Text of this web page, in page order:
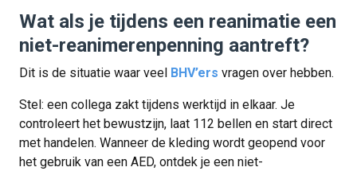
Wat als je tijdens een reanimatie een
niet-reanimerenpenning aantreft?
Dit is de situatie waar veel BHV’ers vragen over hebben.
Stel: een collega zakt tijdens werktijd in elkaar. Je
controleert het bewustzijn, laat 112 bellen en start direct
met handelen. Wanneer de kleding wordt geopend voor
het gebruik van een AED, ontdek je een niet-